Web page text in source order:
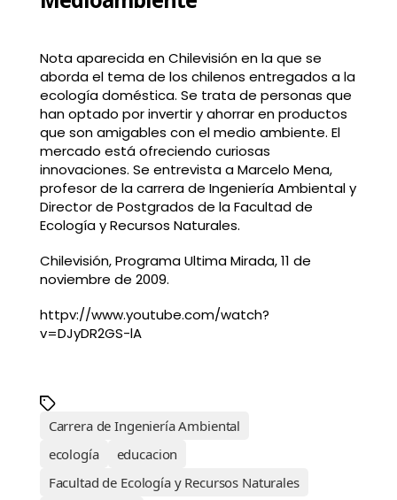
Nota aparecida en Chilevisión en la que se
aborda el tema de los chilenos entregados a la
ecología doméstica. Se trata de personas que
han optado por invertir y ahorrar en productos
que son amigables con el medio ambiente. El
mercado está ofreciendo curiosas
innovaciones. Se entrevista a Marcelo Mena,
profesor de la carrera de Ingeniería Ambiental y
Director de Postgrados de la Facultad de
Ecología y Recursos Naturales.
Chilevisión, Programa Ultima Mirada, 11 de
noviembre de 2009.
httpv://www.youtube.com/watch?
v=DJyDR2GS-lA
Carrera de Ingeniería Ambiental
ecología
educacion
Facultad de Ecología y Recursos Naturales